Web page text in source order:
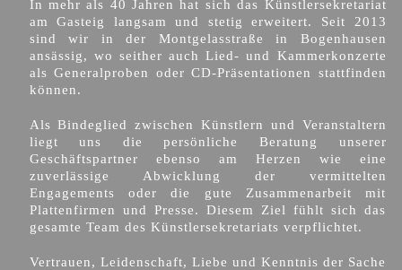
In mehr als 40 Jahren hat sich das Künstlersekretariat
am Gasteig langsam und stetig erweitert. Seit 2013
sind wir in der Montgelasstraße in Bogenhausen
ansässig, wo seither auch Lied- und Kammerkonzerte
als Generalproben oder CD-Präsentationen stattfinden
können.
Als Bindeglied zwischen Künstlern und Veranstaltern
liegt uns die persönliche Beratung unserer
Geschäftspartner ebenso am Herzen wie eine
zuverlässige Abwicklung der vermittelten
Engagements oder die gute Zusammenarbeit mit
Plattenfirmen und Presse. Diesem Ziel fühlt sich das
gesamte Team des Künstlersekretariats verpflichtet.
Vertrauen, Leidenschaft, Liebe und Kenntnis der Sache